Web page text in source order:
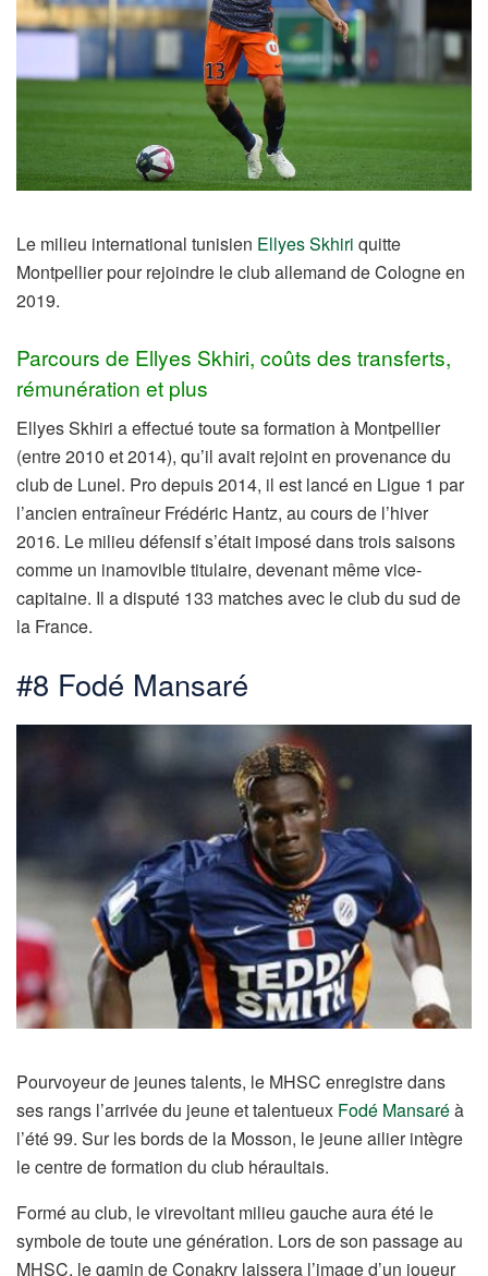
Le milieu international tunisien Ellyes Skhiri quitte
Montpellier pour rejoindre le club allemand de Cologne en
2019.
Parcours de Ellyes Skhiri, coûts des transferts,
rémunération et plus
Ellyes Skhiri a effectué toute sa formation à Montpellier
(entre 2010 et 2014), qu’il avait rejoint en provenance du
club de Lunel. Pro depuis 2014, il est lancé en Ligue 1 par
l’ancien entraîneur Frédéric Hantz, au cours de l’hiver
2016. Le milieu défensif s’était imposé dans trois saisons
comme un inamovible titulaire, devenant même vice-
capitaine. Il a disputé 133 matches avec le club du sud de
la France.
#8 Fodé Mansaré
Pourvoyeur de jeunes talents, le MHSC enregistre dans
ses rangs l’arrivée du jeune et talentueux Fodé Mansaréà
l’été 99. Sur les bords de la Mosson, le jeune ailier intègre
le centre de formation du club héraultais.
Formé au club, le virevoltant milieu gauche aura été le
symbole de toute une génération. Lors de son passage au
MHSC, le gamin de Conakry laissera l’image d’un joueur